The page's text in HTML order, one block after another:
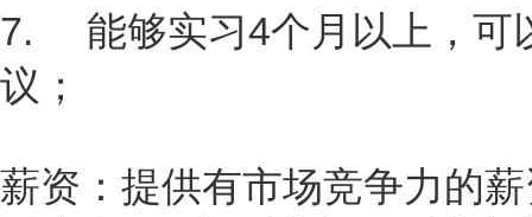
7. 能够实习4个月以上，可
议；
薪资：提供有市场竞争力的